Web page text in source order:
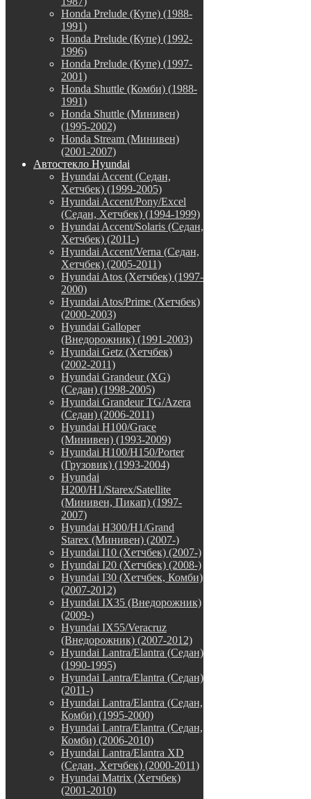
Honda Prelude (Купе) (1988-
1991)
Honda Prelude (Купе) (1992-
1996)
Honda Prelude (Купе) (1997-
2001)
Honda Shuttle (Комби) (1988-
1991)
Honda Shuttle (Минивен)
(1995-2002)
Honda Stream (Минивен)
(2001-2007)
Автостекло Hyundai
Hyundai Accent (Седан,
Хетчбек) (1999-2005)
Hyundai Accent/Pony/Excel
(Седан, Хетчбек) (1994-1999)
Hyundai Accent/Solaris (Седан,
Хетчбек) (2011-)
Hyundai Accent/Verna (Седан,
Хетчбек) (2005-2011)
Hyundai Atos (Хетчбек) (1997-
2000)
Hyundai Atos/Prime (Хетчбек)
(2000-2003)
Hyundai Galloper
(Внедорожник) (1991-2003)
Hyundai Getz (Хетчбек)
(2002-2011)
Hyundai Grandeur (XG)
(Седан) (1998-2005)
Hyundai Grandeur TG/Azera
(Седан) (2006-2011)
Hyundai H100/Grace
(Минивен) (1993-2009)
Hyundai H100/H150/Porter
(Грузовик) (1993-2004)
Hyundai
H200/H1/Starex/Satellite
(Минивен, Пикап) (1997-
2007)
Hyundai H300/H1/Grand
Starex (Минивен) (2007-)
Hyundai I10 (Хетчбек) (2007-)
Hyundai I20 (Хетчбек) (2008-)
Hyundai I30 (Хетчбек, Комби)
(2007-2012)
Hyundai IX35 (Внедорожник)
(2009-)
Hyundai IX55/Veracruz
(Внедорожник) (2007-2012)
Hyundai Lantra/Elantra (Седан)
(1990-1995)
Hyundai Lantra/Elantra (Седан)
(2011-)
Hyundai Lantra/Elantra (Седан,
Комби) (1995-2000)
Hyundai Lantra/Elantra (Седан,
Комби) (2006-2010)
Hyundai Lantra/Elantra XD
(Седан, Хетчбек) (2000-2011)
Hyundai Matrix (Хетчбек)
(2001-2010)